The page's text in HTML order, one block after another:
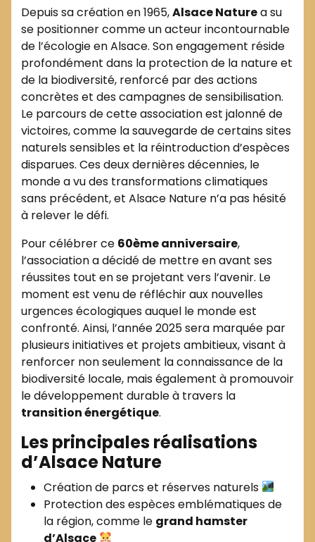
Depuis sa création en 1965,Alsace Naturea su
se positionner comme un acteur incontournable
de l’écologie en Alsace. Son engagement réside
profondément dans la protection de la nature et
de la biodiversité, renforcé par des actions
concrètes et des campagnes de sensibilisation.
Le parcours de cette association est jalonné de
victoires, comme la sauvegarde de certains sites
naturels sensibles et la réintroduction d’espèces
disparues. Ces deux dernières décennies, le
monde a vu des transformations climatiques
sans précédent, et Alsace Nature n’a pas hésité
à relever le défi.
Pour célébrer ce 60ème anniversaire,
l’association a décidé de mettre en avant ses
réussites tout en se projetant vers l’avenir. Le
moment est venu de réfléchir aux nouvelles
urgences écologiques auquel le monde est
confronté. Ainsi, l’année 2025 sera marquée par
plusieurs initiatives et projets ambitieux, visant à
renforcer non seulement la connaissance de la
biodiversité locale, mais également à promouvoir
le développement durable à travers la
transition énergétique.
Les principales réalisations
d’Alsace Nature
Création de parcs et réserves naturels
Protection des espèces emblématiques de
la région, comme le grand hamster
d’Alsace